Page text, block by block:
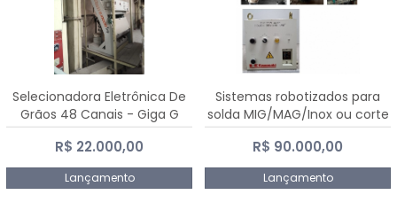
Selecionadora Eletrônica De
Grãos 48 Canais - Giga G
10000
R$ 22.000,00
Lançamento
Sistemas robotizados para
solda MIG/MAG/Inox ou corte
plasma
R$ 90.000,00
Lançamento